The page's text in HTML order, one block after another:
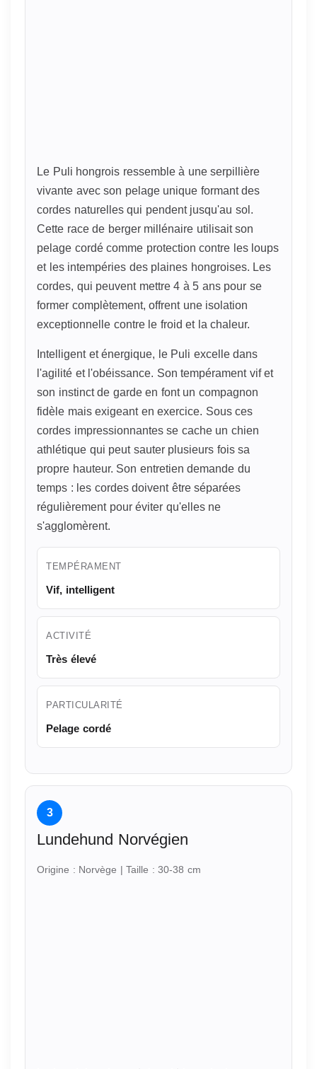
Le Puli hongrois ressemble à une serpillière
vivante avec son pelage unique formant des
cordes naturelles qui pendent jusqu'au sol.
Cette race de berger millénaire utilisait son
pelage cordé comme protection contre les loups
et les intempéries des plaines hongroises. Les
cordes, qui peuvent mettre 4 à 5 ans pour se
former complètement, offrent une isolation
exceptionnelle contre le froid et la chaleur.
Intelligent et énergique, le Puli excelle dans
l'agilité et l'obéissance. Son tempérament vif et
son instinct de garde en font un compagnon
fidèle mais exigeant en exercice. Sous ces
cordes impressionnantes se cache un chien
athlétique qui peut sauter plusieurs fois sa
propre hauteur. Son entretien demande du
temps : les cordes doivent être séparées
régulièrement pour éviter qu'elles ne
s'agglomèrent.
TEMPÉRAMENT
Vif, intelligent
ACTIVITÉ
Très élevé
PARTICULARITÉ
Pelage cordé
3
Lundehund Norvégien
Origine : Norvège | Taille : 30-38 cm